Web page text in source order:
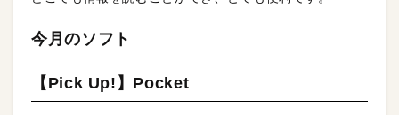
今月のソフト
【Pick Up!】Pocket